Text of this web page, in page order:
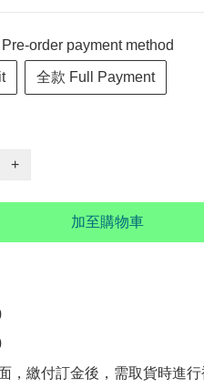
order payment method
全款 Full Payment
+
加至購物車
，繳付訂金後，需取貨時進行